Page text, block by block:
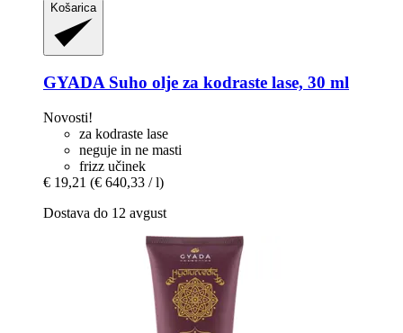
Košarica
GYADA Suho olje za kodraste lase, 30 ml
Novosti!
za kodraste lase
neguje in ne masti
frizz učinek
€ 19,21 (€ 640,33 / l)
Dostava do 12 avgust